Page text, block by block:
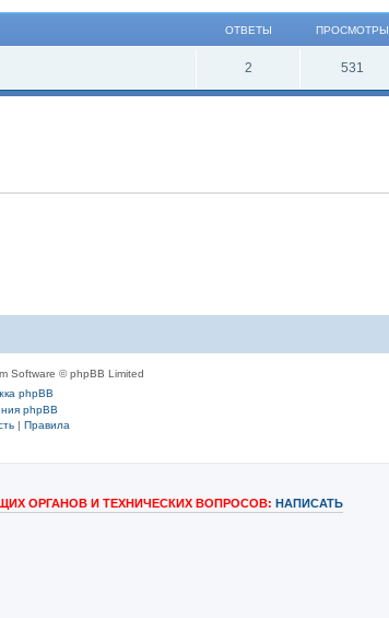
ОТВЕТЫ ПРОСМОТРЫ
2 531
Software © phpBB Limited
phpBB
phpBB
|Правила
ОРГАНОВ И ТЕХНИЧЕСКИХ ВОПРОСОВ: НАПИСАТЬ